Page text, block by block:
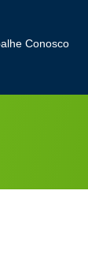
Conosco